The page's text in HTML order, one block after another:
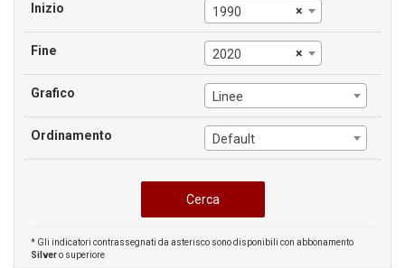
Inizio ×
1990
Fine ×
2020
Grafico Linee
Ordinamento Default
* Gli indicatori contrassegnati da asterisco sono disponibili con abbonamento
Silvero superiore